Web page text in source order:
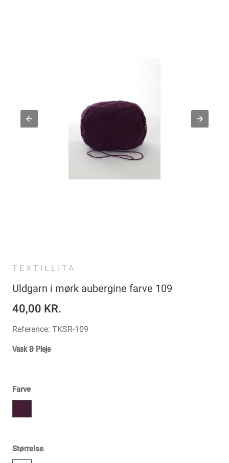
TEXTILLITA
Uldgarn i mørk aubergine farve 109
40,00 KR.
Reference: TKSR-109
Vask & Pleje
Farve
Størrelse